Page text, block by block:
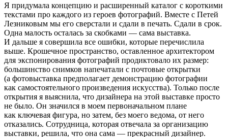
Я придумала концепцию и расширенный каталог с короткими
текстами про каждого из героев фотографий. Вместе с Петей
Лезниковым мы его сверстали и сдали в печать. Сдали в срок.
Одна малость осталась за скобками — сама выставка.
И дальше я совершила все ошибки, которые перечислила
выше. Крошечное пространство, оставленное архитектором
для экспонирования фотографий продиктовало их размер:
большинство снимков напечатали с почтовые открытки
(а фотовыставка предполагает демонстрацию фотографии
как самостоятельного произведения искусства). Только после
открытия я выяснила, что дизайнера на этой выставке просто
не было. Он значился в моем первоначальном плане
как ключевая фигура, но затем, без моего ведома, от него
отказались. Сотрудница, которая отвечала за организацию
выставки, решила, что она сама — прекрасный дизайнер.